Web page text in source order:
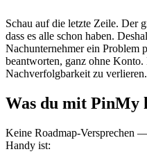
Schau auf die letzte Zeile. Der
dass es alle schon haben.
Nachunternehmer ein Problem
beantworten, ganz ohne
Nachverfolgbarkeit zu verlieren.
Was du mit PinMy
Keine Roadmap-Versprechen
Handy ist: